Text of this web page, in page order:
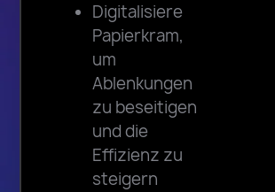
Digitalisiere
Papierkram,
um
Ablenkungen
zu beseitigen
und die
Effizienz zu
steigern